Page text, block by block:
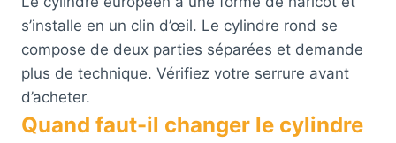
s’installe en un clin d’œil. Le cylindre rond se
compose de deux parties séparées et demande
plus de technique. Vérifiez votre serrure avant
d’acheter.
Quand faut-il changer le cylindre